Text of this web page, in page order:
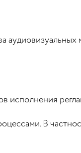
аудиовизуальных
исполнения
В